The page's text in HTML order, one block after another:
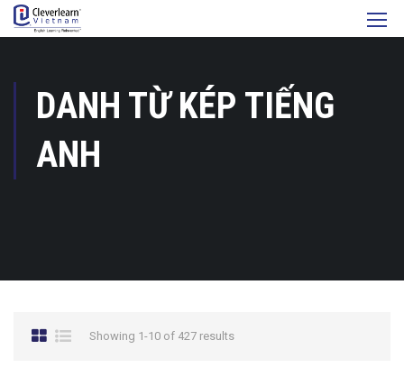
DANH TỪ KÉP TIẾNG
ANH
Showing 1-10 of 427 results